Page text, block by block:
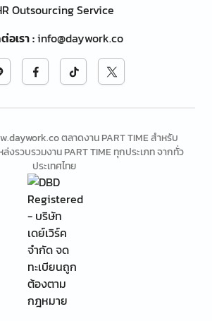
Outsourcing Service
อเรา:info@daywork.co
ตลาดงาน PART TIME สำหรับ
รวบรวมงาน PART TIME ทุกประเภท จากทั่ว
ประเทศไทย